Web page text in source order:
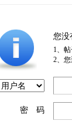
您没
1、
2、
密 码